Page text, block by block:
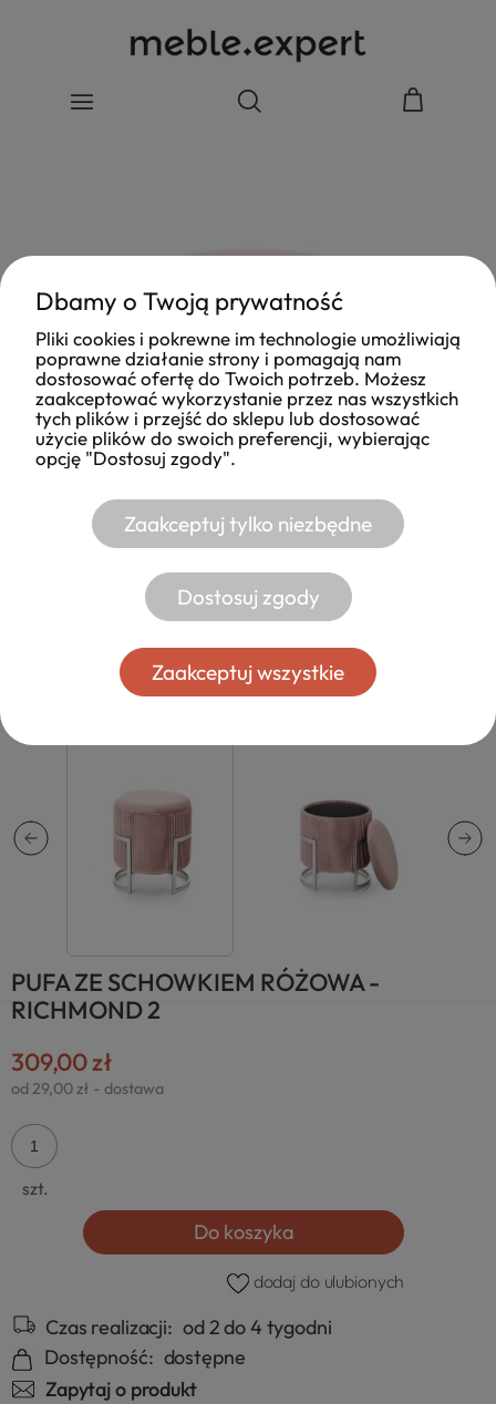
PUFA ZE SCHOWKIEM RÓŻOWA -
RICHMOND 2
309,00 zł
od 29,00 zł - dostawa
szt.
Do koszyka
dodaj do ulubionych
Czas realizacji: od 2 do 4 tygodni
Dostępność: dostępne
Zapytaj o produkt
Dbamy o Twoją prywatność
Pliki cookies i pokrewne im technologie umożliwiają
poprawne działanie strony i pomagają nam
dostosować ofertę do Twoich potrzeb. Możesz
zaakceptować wykorzystanie przez nas wszystkich
tych plików i przejść do sklepu lub dostosować
użycie plików do swoich preferencji, wybierając
opcję "Dostosuj zgody".
Zaakceptuj tylko niezbędne
Dostosuj zgody
Zaakceptuj wszystkie